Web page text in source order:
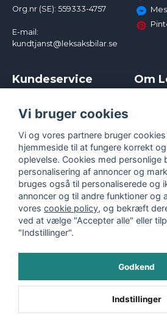
Org.nr (SE): 559333-4757
E-mail:
kundtjanst@leksaksbilar.se
Kundeservice
Kampagner og rabatter
Reklamation
Policy chase cars
Returnera
Logga in
Om
Cookies
Vi bruger cookies
Vi og vores partnere bruger
hjemmeside til at fungere korrekt
oplevelse. Cookies med personlige
personalisering af annoncer og
bruges også til personaliserede og
annoncer og til andre funktioner og
vores cookie policy, og bekræft
ved at vælge "Accepter alle" eller
"Indstillinger".
Godkend
Indstillinger